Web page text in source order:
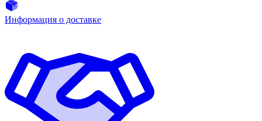
Информация о доставке